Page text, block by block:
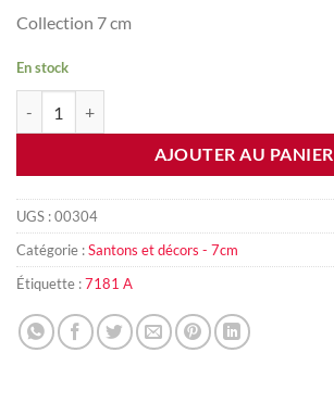
Collection 7 cm
En stock
AJOUTER AU PANIER
UGS :00304
Catégorie :Santons et décors - 7cm
Étiquette :7181 A